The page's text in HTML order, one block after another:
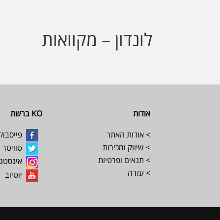
לונדון – מקוואות
אודות
> אודות האתר
> שיווק ומכירות
> תנאים ופרטיות
> עזרה
KO ברשת
טוויטר
יוטיוב